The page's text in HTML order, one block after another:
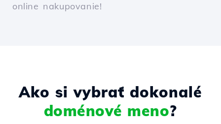
online nakupovanie!
Ako si vybrať dokonalé
doménové meno?